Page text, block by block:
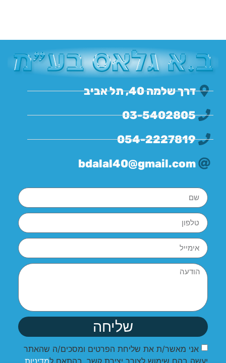
דרך שלמה 40, תל אביב
03-5402805
054-2227819
bdalal40@gmail.com
אני מאשר/ת את שליחת הפרטים ומסכים/ה שהאתר
יעשה בהם שימוש לצורך יצירת קשר, בהתאם למדיניות
שליחה